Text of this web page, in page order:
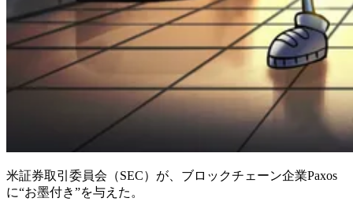
米証券取引委員会（SEC）が、ブロックチェーン企業Paxos
に“お墨付き”を与えた。